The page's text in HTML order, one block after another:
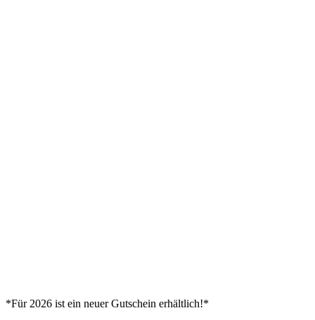
*Für 2026 ist ein neuer Gutschein erhältlich!*